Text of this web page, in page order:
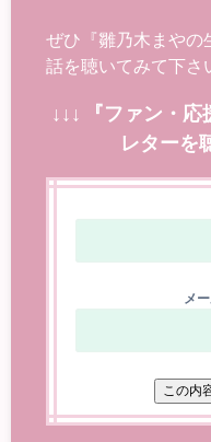
ぜひ『雛乃木まやの
話を聴いてみて下さ
↓↓↓ 『ファン・
レターを
メ